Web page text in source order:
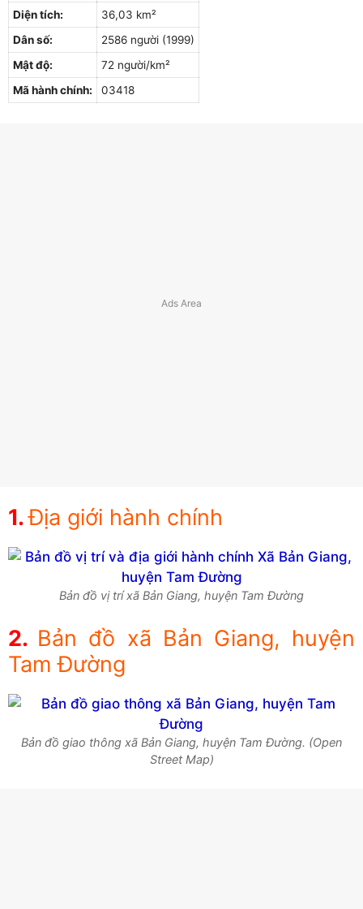
Diện tích:
36,03 km²
Dân số:
2586 người (1999)
Mật độ:
72 người/km²
Mã hành chính:
03418
Địa giới hành chính
Bản đồ vị trí xã Bản Giang, huyện Tam Đường
Bản đồ xã Bản Giang, huyện
Tam Đường
Bản đồ giao thông xã Bản Giang, huyện Tam Đường. (Open
Street Map)